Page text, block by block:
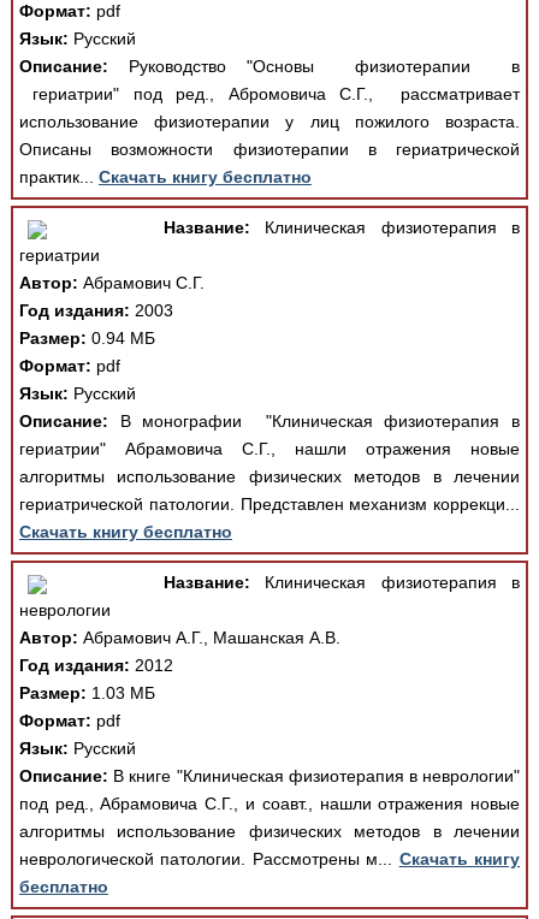
Формат: pdf
Язык: Русский
Описание: Руководство "Основы физиотерапии в
гериатрии" под ред., Абромовича С.Г., рассматривает
использование физиотерапии у лиц пожилого возраста.
Описаны возможности физиотерапии в гериатрической
практик... Скачать книгу бесплатно
Название: Клиническая физиотерапия в
гериатрии
Автор: Абрамович С.Г.
Год издания: 2003
Размер: 0.94 МБ
Формат: pdf
Язык: Русский
Описание: В монографии "Клиническая физиотерапия в
гериатрии" Абрамовича С.Г., нашли отражения новые
алгоритмы использование физических методов в лечении
гериатрической патологии. Представлен механизм коррекци...
Скачать книгу бесплатно
Название: Клиническая физиотерапия в
неврологии
Автор: Абрамович А.Г., Машанская А.В.
Год издания: 2012
Размер: 1.03 МБ
Формат: pdf
Язык: Русский
Описание: В книге "Клиническая физиотерапия в неврологии"
под ред., Абрамовича С.Г., и соавт., нашли отражения новые
алгоритмы использование физических методов в лечении
неврологической патологии. Рассмотрены м... Скачать книгу
бесплатно